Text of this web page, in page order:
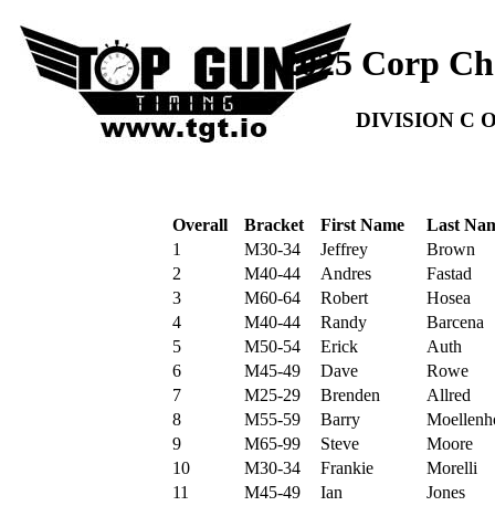
2025 Corp
DIVISION C
Overall Bracket First Name
Last
1
M30-34 Jeffrey
Brown
2
M40-44 Andres
Fastad
3
M60-64 Robert
Hosea
4
M40-44 Randy
Barcena
5
M50-54 Erick
Auth
6
M45-49 Dave
Rowe
7
M25-29 Brenden
Allred
8
M55-59 Barry
9
M65-99 Steve
Moore
10
M30-34 Frankie
Morelli
11
M45-49 Ian
Jones